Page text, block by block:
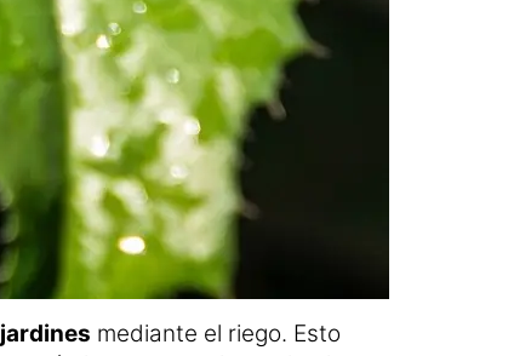
mediante el riego. Esto